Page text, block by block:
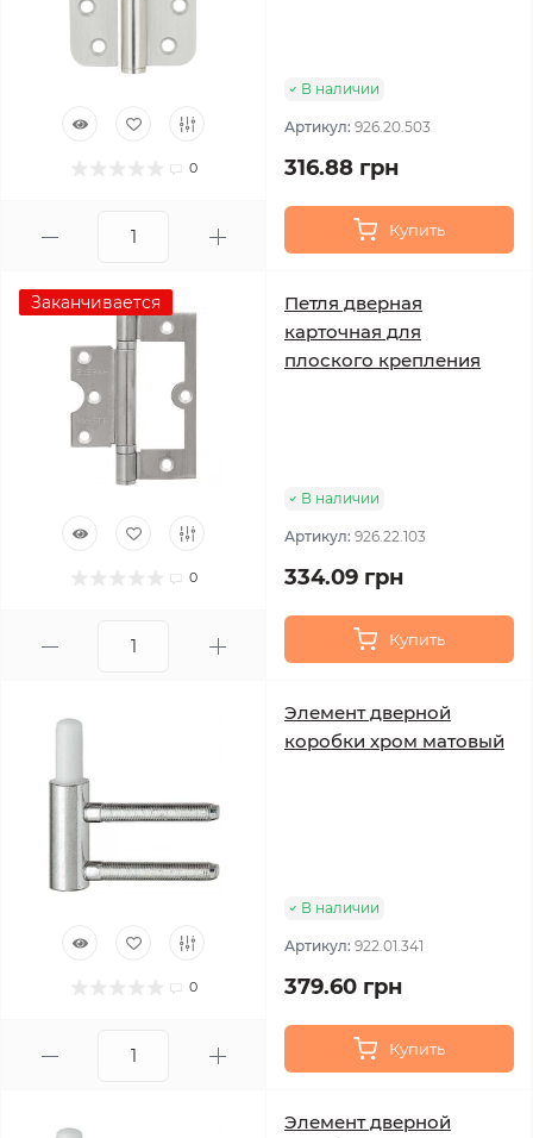
0
В наличии
Артикул: 926.20.503
316.88 грн
Купить
Заканчивается
0
Петля дверная
карточная для
плоского крепления
В наличии
Артикул: 926.22.103
334.09 грн
Купить
0
Элемент дверной
коробки хром матовый
В наличии
Артикул: 922.01.341
379.60 грн
Купить
Элемент дверной